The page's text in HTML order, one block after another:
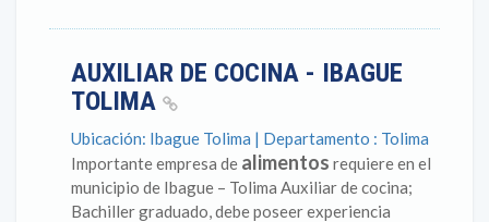
AUXILIAR DE COCINA - IBAGUE
TOLIMA
Ubicación: Ibague Tolima | Departamento : Tolima
Importante empresa de alimentos requiere en el
municipio de Ibague – Tolima Auxiliar de cocina;
Bachiller graduado, debe poseer experiencia